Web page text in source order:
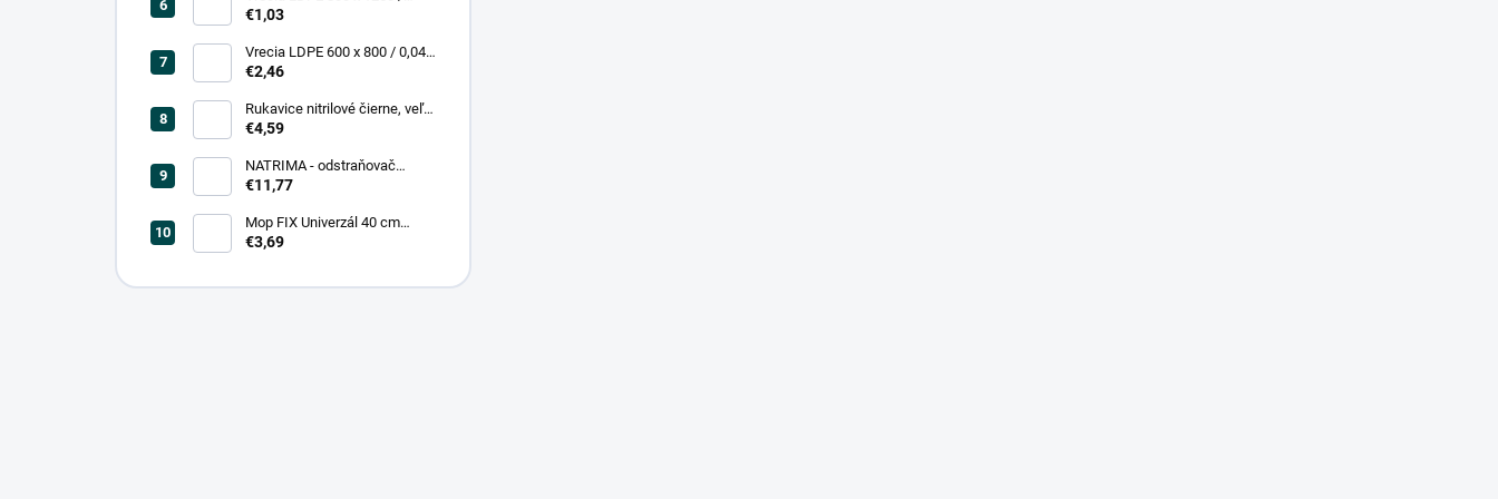
0,20, čierna (25 ks = bal)
€1,03
Vrecia LDPE 600 x 800 / 0,04,
biele (25 ks = rol)
€2,46
Rukavice nitrilové čierne, veľ.
L (100 ks = box)
€4,59
NATRIMA - odstraňovač
starých náterov (0,75 L = bal)
€11,77
Mop FIX Univerzál 40 cm
bavlnený Fmix
€3,69